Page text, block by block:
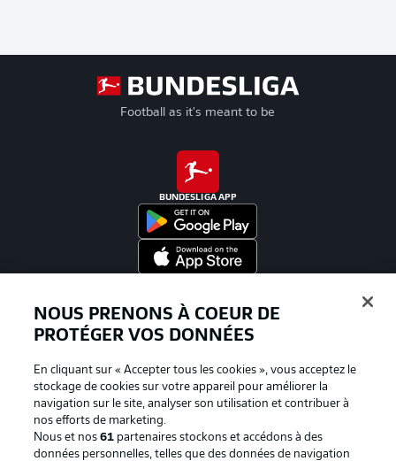
Football as it's meant to be
BUNDESLIGA APP
NOUS PRENONS À COEUR DE
PROTÉGER VOS DONNÉES
En cliquant sur « Accepter tous les cookies », vous acceptez le
stockage de cookies sur votre appareil pour améliorer la
navigation sur le site, analyser son utilisation et contribuer à
nos efforts de marketing.
Nous et nos61 partenaires stockons et accédons à des
données personnelles, telles que des données de navigation